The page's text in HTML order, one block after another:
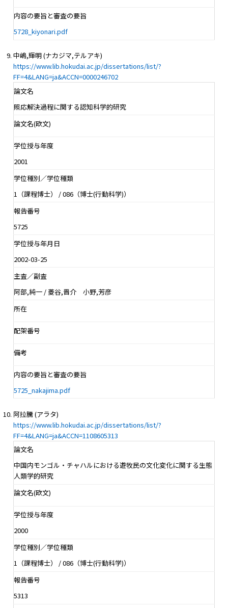
内容の要旨と審査の要旨
5728_kiyonari.pdf
中嶋,輝明 (ナカジマ,テルアキ)
https://www.lib.hokudai.ac.jp/dissertations/list/?
FF=4&LANG=ja&ACCN=0000246702
論文名
照応解決過程に関する認知科学的研究
論文名(欧文)
学位授与年度
2001
学位種別／学位種類
1（課程博士） / 086（博士(行動科学)）
報告番号
5725
学位授与年月日
2002-03-25
主査／副査
阿部,純一 / 菱谷,晋介 小野,芳彦
所在
配架番号
備考
内容の要旨と審査の要旨
5725_nakajima.pdf
阿拉騰 (アラタ)
https://www.lib.hokudai.ac.jp/dissertations/list/?
FF=4&LANG=ja&ACCN=1108605313
論文名
中国内モンゴル・チャハルにおける遊牧民の文化変化に関する生態
人類学的研究
論文名(欧文)
学位授与年度
2000
学位種別／学位種類
1（課程博士） / 086（博士(行動科学)）
報告番号
5313